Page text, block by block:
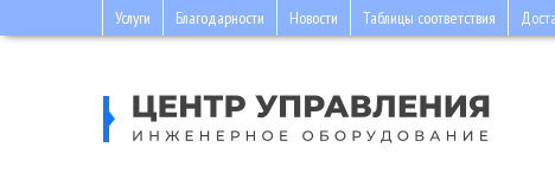
Услуги Благодарности Новости Таблицы соответствия